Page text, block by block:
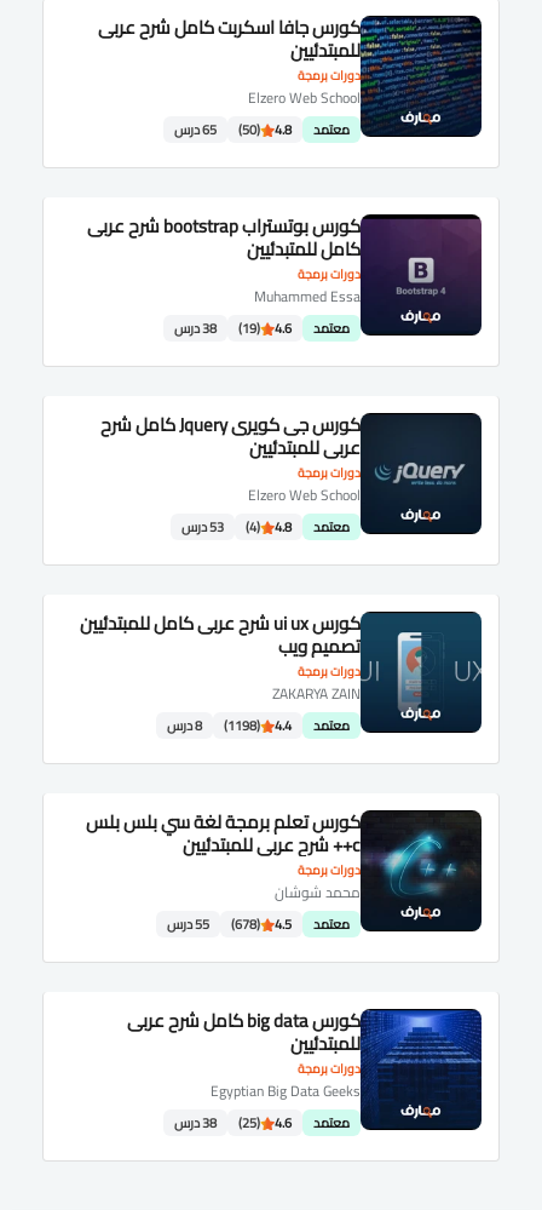
دورات برمجة
كورس جافا اسكربت كامل شرح عربى
للمبتدئيين
Elzero Web School
معتمد 4.8
(50) 65 درس
دورات برمجة
كورس بوتستراب bootstrap شرح عربى
كامل للمتبدئيين
Muhammed Essa
معتمد 4.6
(19) 38 درس
دورات برمجة
كورس جى كويرى Jquery كامل شرح
عربى للمبتدئيين
Elzero Web School
معتمد 4.8
(4) 53 درس
دورات برمجة
كورس ui ux شرح عربى كامل للمبتدئيين
تصميم ويب
ZAKARYA ZAIN
معتمد 4.4
(1198) 8 درس
دورات برمجة
كورس تعلم برمجة لغة سي بلس بلس
c++ شرح عربى للمبتدئيين
محمد شوشان
معتمد 4.5
(678) 55 درس
دورات برمجة
كورس big data كامل شرح عربى
للمبتدئيين
Egyptian Big Data Geeks
معتمد 4.6
(25) 38 درس